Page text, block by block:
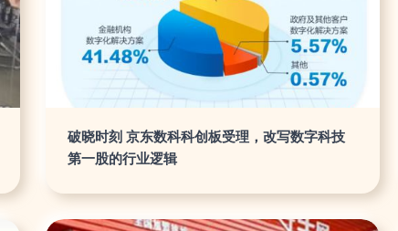
破晓时刻 京东数科科创板受理，改写数字科技
第一股的行业逻辑